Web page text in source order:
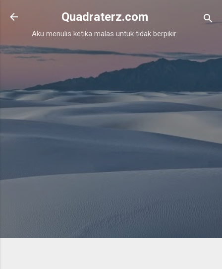
Skip to main content
Quadraterz.com
Aku menulis ketika malas untuk tidak berpikir.